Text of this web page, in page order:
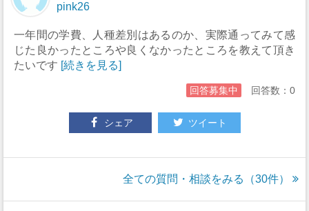
pink26
一年間の学費、人種差別はあるのか、実際通ってみて感
じた良かったところや良くなかったところを教えて頂き
たいです [続きを見る]
回答募集中 回答数：0
シェア ツイート
全ての質問・相談をみる（30件）